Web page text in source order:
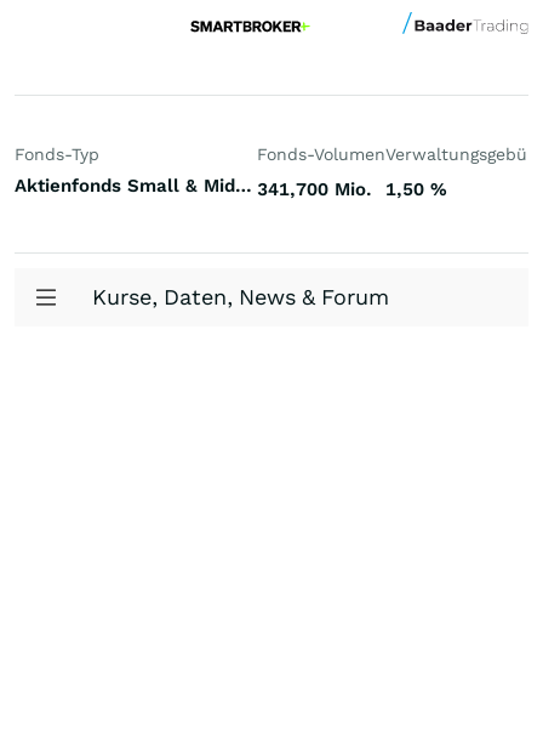
Fonds-Typ
Aktienfonds Small & Mid Cap Europa
Fonds-Volumen
341,700 Mio. 1,50 %
Kurse, Daten, News & Forum